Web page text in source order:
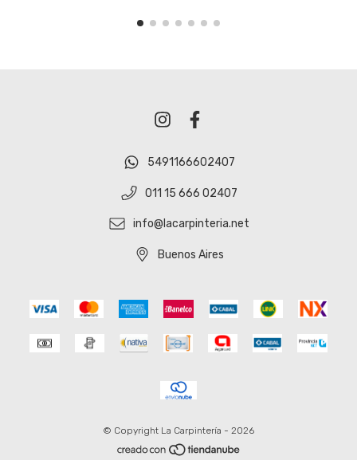
5491166602407
011 15 666 02407
info@lacarpinteria.net
Buenos Aires
© Copyright La Carpintería - 2026